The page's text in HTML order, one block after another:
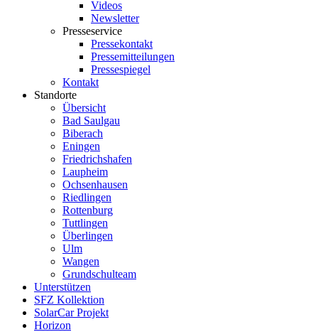
Videos
Newsletter
Presseservice
Pressekontakt
Pressemitteilungen
Pressespiegel
Kontakt
Standorte
Übersicht
Bad Saulgau
Biberach
Eningen
Friedrichshafen
Laupheim
Ochsenhausen
Riedlingen
Rottenburg
Tuttlingen
Überlingen
Ulm
Wangen
Grundschulteam
Unterstützen
SFZ Kollektion
SolarCar Projekt
Horizon